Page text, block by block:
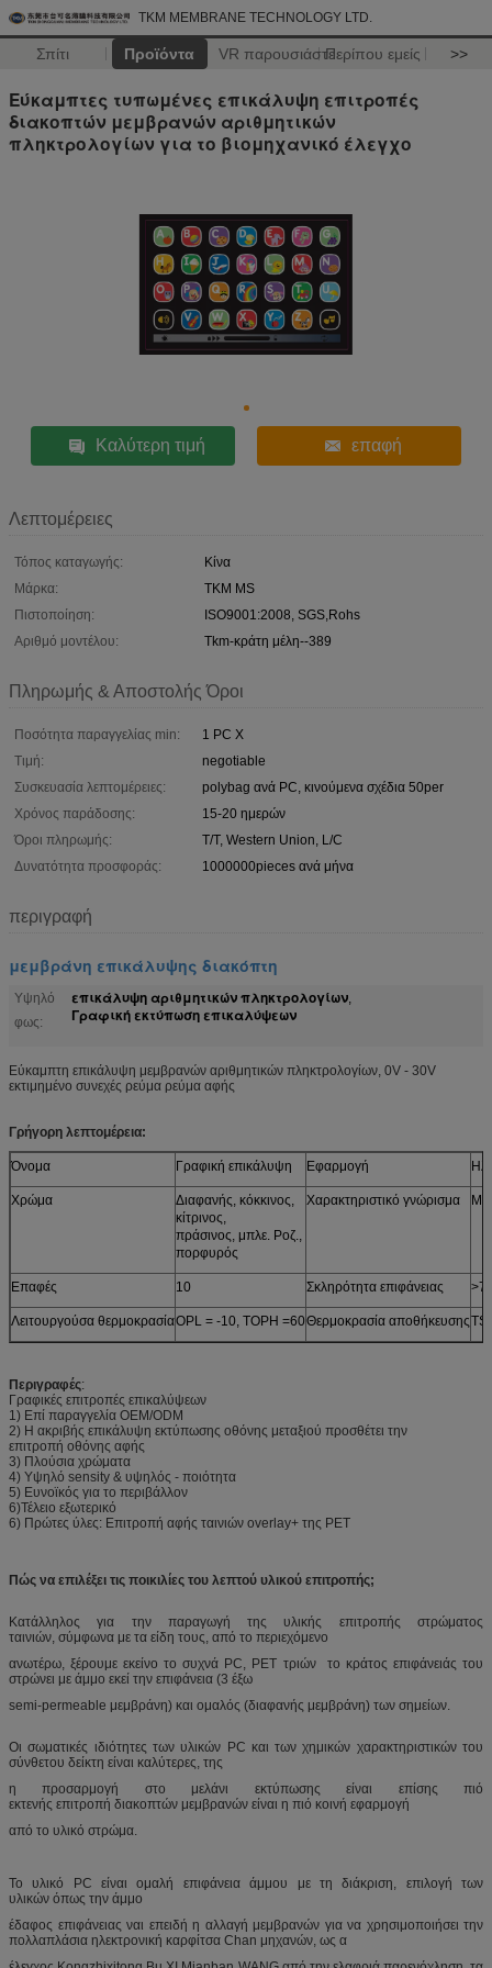
TKM MEMBRANE TECHNOLOGY LTD.
Σπίτι Προϊόντα VR παρουσιάστεΠερίπου εμείς >>
Εύκαμπτες τυπωμένες επικάλυψη επιτροπές
διακοπτών μεμβρανών αριθμητικών
πληκτρολογίων για το βιομηχανικό έλεγχο
Καλύτερη τιμή επαφή
Λεπτομέρειες
Τόπος καταγωγής:
Κίνα
Μάρκα:
TKM MS
Πιστοποίηση:
ISO9001:2008, SGS,Rohs
Αριθμό μοντέλου:
Tkm-κράτη μέλη--389
Πληρωμής & Αποστολής Όροι
Ποσότητα παραγγελίας min:
1 PC Χ
Τιμή:
negotiable
Συσκευασία λεπτομέρειες:
polybag ανά PC, κινούμενα σχέδια 50per
Χρόνος παράδοσης:
15-20 ημερών
Όροι πληρωμής:
T/T, Western Union, L/C
Δυνατότητα προσφοράς:
1000000pieces ανά μήνα
περιγραφή
μεμβράνη επικάλυψης διακόπτη
Υψηλό
φως:
επικάλυψη αριθμητικών πληκτρολογίων,
Γραφική εκτύπωση επικαλύψεων
Εύκαμπτη επικάλυψη μεμβρανών αριθμητικών πληκτρολογίων, 0V - 30V
εκτιμημένο συνεχές ρεύμα ρεύμα αφής
Γρήγορη λεπτομέρεια:
Όνομα Γραφική επικάλυψη Εφαρμογή
Χρώμα
Διαφανής, κόκκινος,
κίτρινος,
πράσινος, μπλε. Ροζ.,
πορφυρός
Χαρακτηριστικό γνώρισμα
Επαφές 10 Σκληρότητα επιφάνειας >7
Λειτουργούσα θερμοκρασίαOPL = -10, TOPH =60Θερμοκρασία αποθήκευσης
Περιγραφές:
Γραφικές επιτροπές επικαλύψεων
1) Επί παραγγελία OEM/ODM
2) Η ακριβής επικάλυψη εκτύπωσης οθόνης μεταξιού προσθέτει την
επιτροπή οθόνης αφής
3) Πλούσια χρώματα
4) Υψηλό sensity & υψηλός - ποιότητα
5) Ευνοϊκός για το περιβάλλον
6)Τέλειο εξωτερικό
6) Πρώτες ύλες: Επιτροπή αφής ταινιών overlay+ της PET
Πώς να επιλέξει τις ποικιλίες του λεπτού υλικού επιτροπής;
Κατάλληλος για την παραγωγή της υλικής επιτροπής στρώματος
ταινιών, σύμφωνα με τα είδη τους, από το περιεχόμενο
ανωτέρω, ξέρουμε εκείνο το συχνά PC, PET τριών το κράτος επιφάνειάς του
στρώνει με άμμο εκεί την επιφάνεια (3 έξω
semi-permeable μεμβράνη) και ομαλός (διαφανής μεμβράνη) των σημείων.
Οι σωματικές ιδιότητες των υλικών PC και των χημικών χαρακτηριστικών του
σύνθετου δείκτη είναι καλύτερες, της
η προσαρμογή στο μελάνι εκτύπωσης είναι επίσης πιό
εκτενής επιτροπή διακοπτών μεμβρανών είναι η πιό κοινή εφαρμογή
από το υλικό στρώμα.
Το υλικό PC είναι ομαλή επιφάνεια άμμου με τη διάκριση, επιλογή των
υλικών όπως την άμμο
έδαφος επιφάνειας ναι επειδή η αλλαγή μεμβρανών για να χρησιμοποιήσει την
πολλαπλάσια ηλεκτρονική καρφίτσα Chan μηχανών, ως α